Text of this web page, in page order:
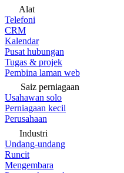
Alat
Telefoni
CRM
Kalendar
Pusat hubungan
Tugas & projek
Pembina laman web
Saiz perniagaan
Usahawan solo
Perniagaan kecil
Perusahaan
Industri
Undang-undang
Runcit
Mengembara